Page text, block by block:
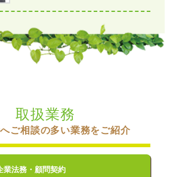
取扱業務
ご相談の多い業務をご紹介
業法務・顧問契約